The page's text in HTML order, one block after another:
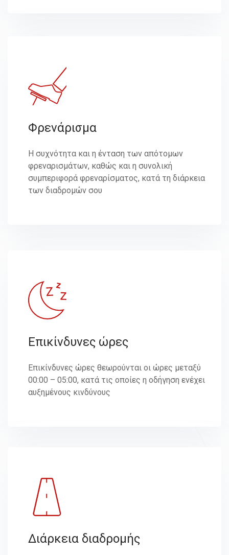
Φρενάρισμα
Η συχνότητα και η ένταση των απότομων
φρεναρισμάτων, καθώς και η συνολική
συμπεριφορά φρεναρίσματος, κατά τη διάρκεια
των διαδρομών σου
Επικίνδυνες ώρες
Επικίνδυνες ώρες θεωρούνται οι ώρες μεταξύ
00:00 – 05:00, κατά τις οποίες η οδήγηση ενέχει
αυξημένους κινδύνους
Διάρκεια διαδρομής